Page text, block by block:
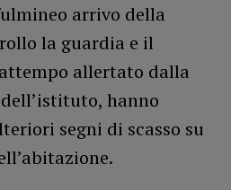
arrivo della
la guardia e il
allertato dalla
hanno
segni di scasso su